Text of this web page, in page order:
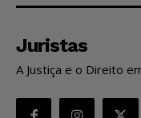
Juristas
A Justiça e o Direito